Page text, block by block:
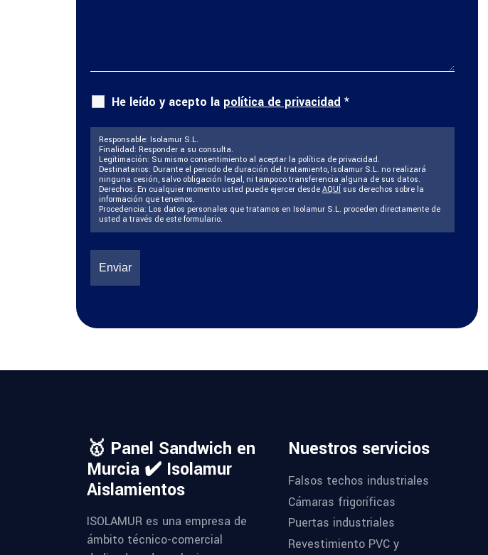
He leído y acepto la política de privacidad *
Responsable: Isolamur S.L.
Finalidad: Responder a su consulta.
Legitimación: Su mismo consentimiento al aceptar la política de privacidad.
Destinatarios: Durante el periodo de duración del tratamiento, Isolamur S.L. no realizará
ninguna cesión, salvo obligación legal, ni tampoco transferencia alguna de sus datos.
Derechos: En cualquier momento usted puede ejercer desde AQUÍ sus derechos sobre la
información que tenemos.
Procedencia: Los datos personales que tratamos en Isolamur S.L. proceden directamente de
usted a través de este formulario.
🥇 Panel Sandwich en
Murcia ✔️ Isolamur
Aislamientos
ISOLAMUR es una empresa de
ámbito técnico-comercial
Nuestros servicios
Falsos techos industriales
Cámaras frigoríficas
Puertas industriales
Revestimiento PVC y